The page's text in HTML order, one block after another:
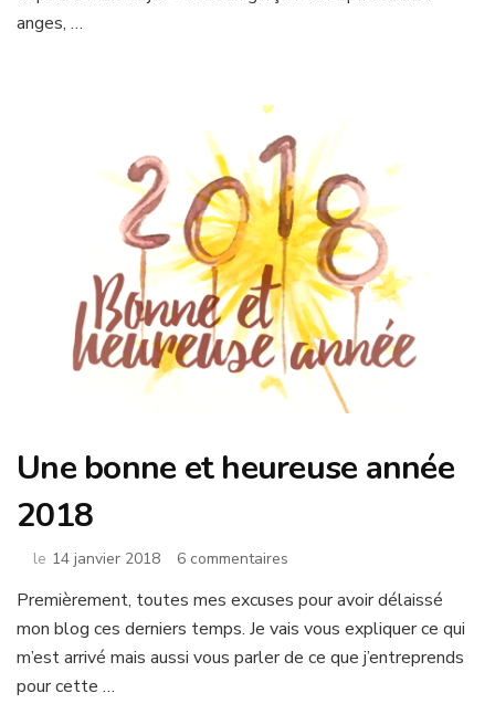
anges, …
Une bonne et heureuse année
2018
le 14 janvier 2018 6 commentaires
bonne
et
heureuse
Premièrement, toutes mes excuses pour avoir délaissé
mon blog ces derniers temps. Je vais vous expliquer ce qui
m’est arrivé mais aussi vous parler de ce que j’entreprends
pour cette …